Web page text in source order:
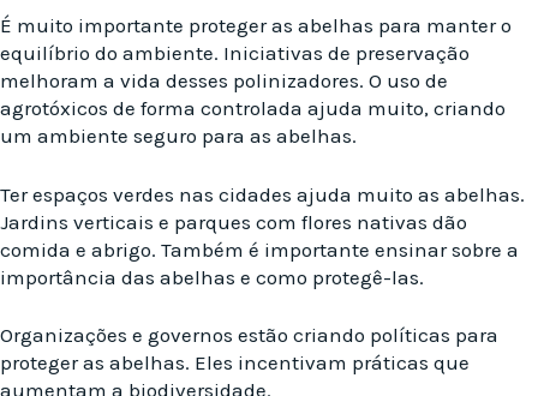
É muito importante proteger as abelhas para manter o
equilíbrio do ambiente. Iniciativas de preservação
melhoram a vida desses polinizadores. O uso de
agrotóxicos de forma controlada ajuda muito, criando
um ambiente seguro para as abelhas.
Ter espaços verdes nas cidades ajuda muito as abelhas.
Jardins verticais e parques com flores nativas dão
comida e abrigo. Também é importante ensinar sobre a
importância das abelhas e como protegê-las.
Organizações e governos estão criando políticas para
proteger as abelhas. Eles incentivam práticas que
aumentam a biodiversidade.